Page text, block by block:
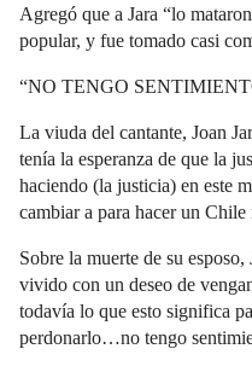
Agregó que a Jara “lo
popular, y fue tomado casi
“NO TENGO
La viuda del cantante, Joan
tenía la esperanza de que la
haciendo (la justicia) en este
cambiar a para hacer un Chile
Sobre la muerte de su
vivido con un deseo de
todavía lo que esto significa
perdonarlo…no tengo